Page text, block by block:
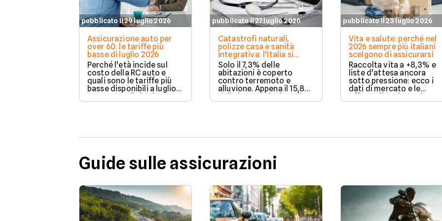
pubblicato il 29 luglio 2026
Assicurazione auto per
over 60: le tariffe più
basse di luglio 2026
Perché l'età incide sul
costo della RC auto e
quali sono le tariffe più
basse disponibili a luglio
2026 su Facile.it, da
106,32€ annui.
pubblicato il 27 luglio 2026
Catastrofi naturali,
polizze casa e sanità
integrativa: l'Italia si
assicura ancora troppo
poco. I dati 2025
Solo il 7,3% delle
abitazioni è coperto
contro terremoto e
alluvione. Appena il 15,8%
delle imprese ha la polizza
catastrofale obbligatoria.
pubblicato il 23 luglio 2026
Vita e salute: perché nel
2026 sempre più italiani
scelgono di assicurarsi
Raccolta vita a +8,3% e
liste d'attesa ancora
sotto pressione: ecco i
dati di mercato e le
offerte di assicurazione
vita e salute disponibili
Guide sulle assicurazioni